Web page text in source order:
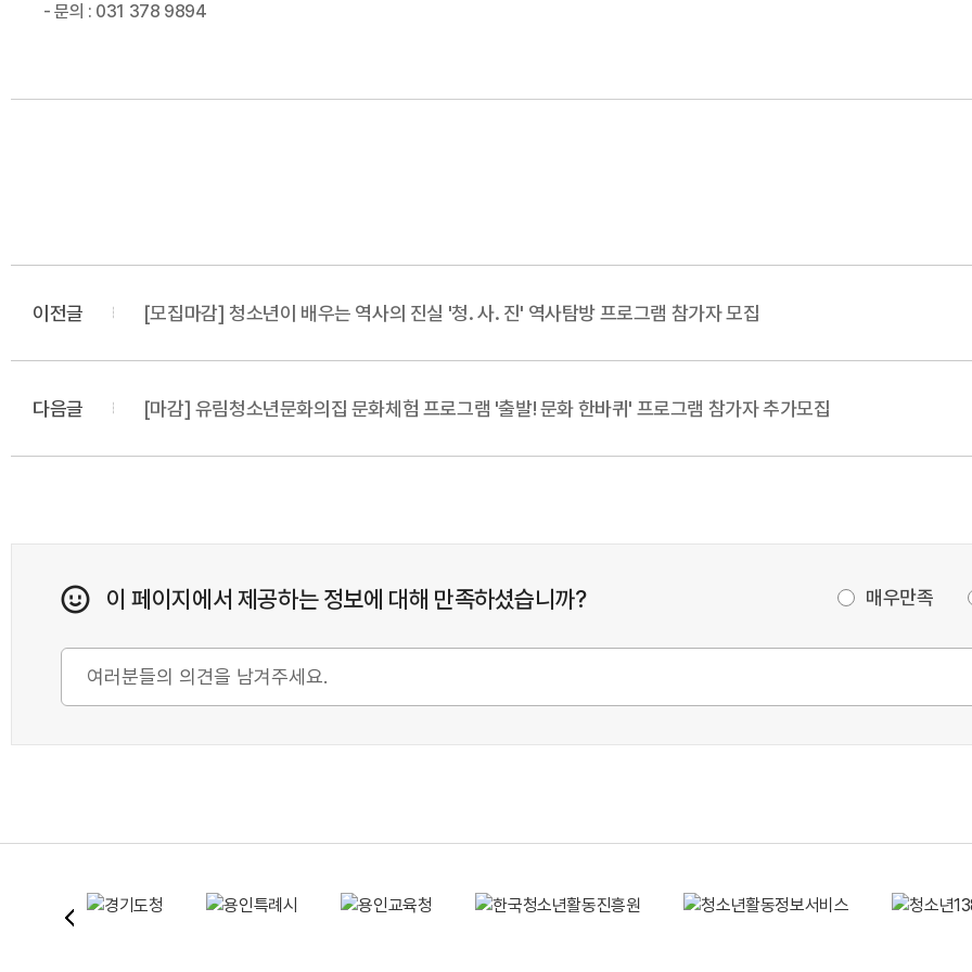
- 문의 : 031 378 9894
이전글 [모집마감] 청소년이 배우는 역사의 진실 '청. 사. 진' 역사탐방 프로그램 참가자 모집
다음글 [마감] 유림청소년문화의집 문화체험 프로그램 '출발! 문화 한바퀴' 프로그램 참가자 추가모집
이 페이지에서 제공하는 정보에 대해 만족하셨습니까? 매우만족